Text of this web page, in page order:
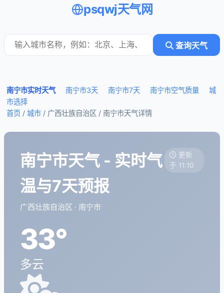
psqwj天气网
查询天气
南宁市实时天气 南宁市3天 南宁市7天 南宁市空气质量
城
市选择
首页 / 城市 / 广西壮族自治区 / 南宁市天气详情
南宁市天气 - 实时气
温与7天预报
广西壮族自治区 · 南宁市
更新
于 11:10
33°
多云